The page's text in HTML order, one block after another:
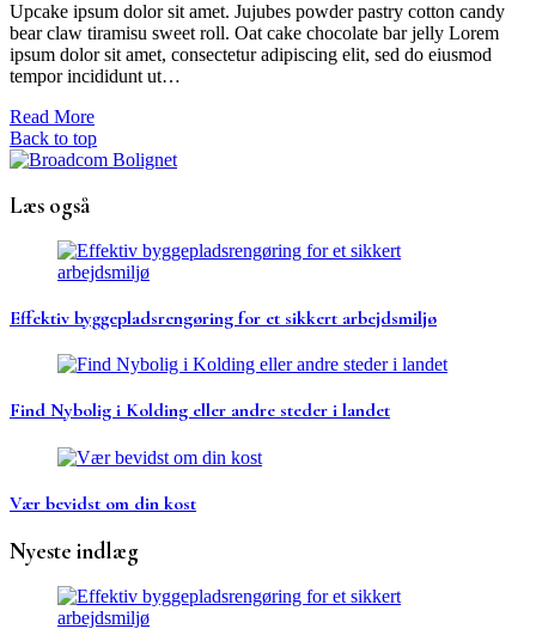
Upcake ipsum dolor sit amet. Jujubes powder pastry cotton candy
bear claw tiramisu sweet roll. Oat cake chocolate bar jelly Lorem
ipsum dolor sit amet, consectetur adipiscing elit, sed do eiusmod
tempor incididunt ut…
Read More
Back to top
Læs også
Effektiv byggepladsrengøring for et sikkert arbejdsmiljø
Find Nybolig i Kolding eller andre steder i landet
Vær bevidst om din kost
Nyeste indlæg